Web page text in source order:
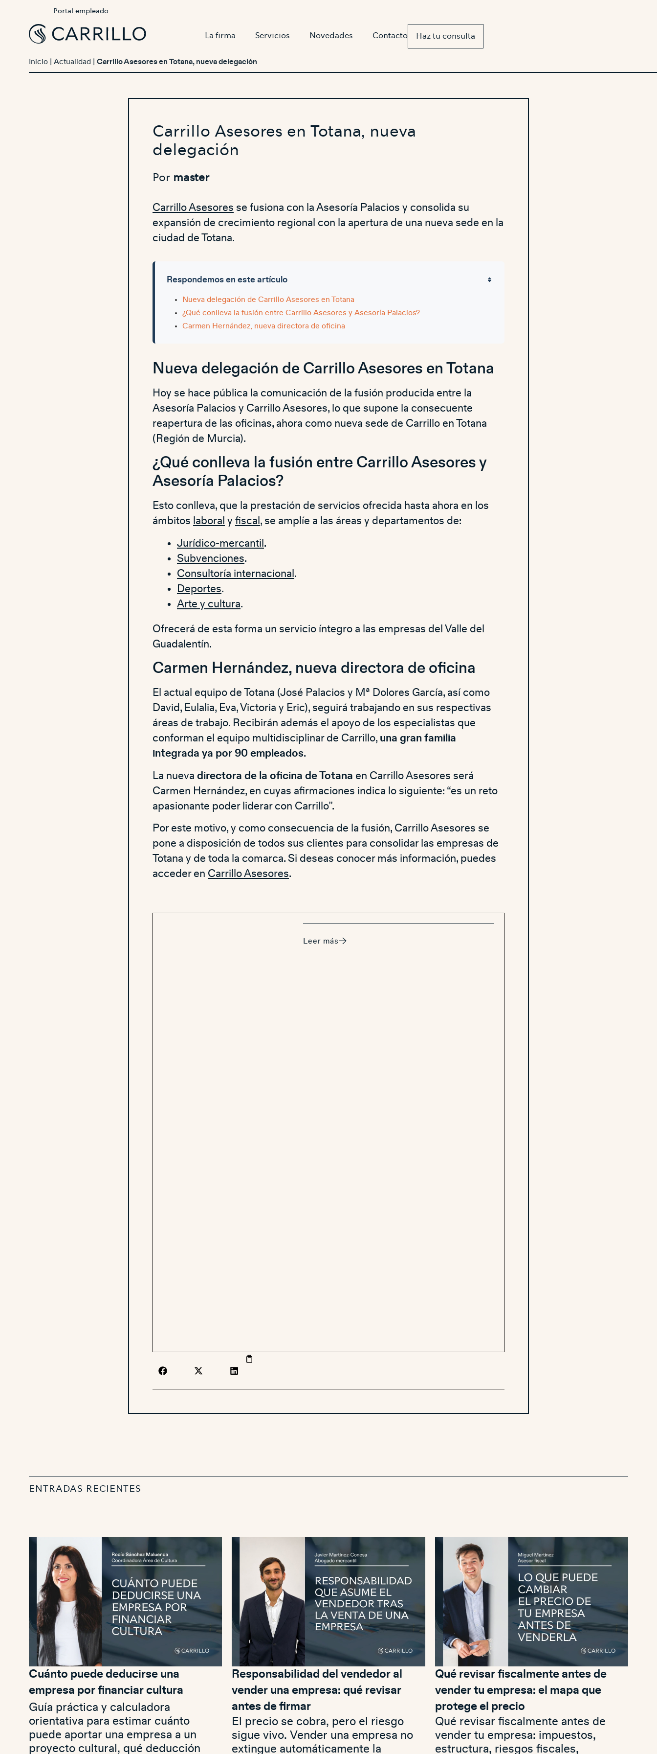
Portal empleado
La firma Servicios Novedades Contacto Haz tu consulta
Inicio |Actualidad |Carrillo Asesores en Totana, nueva delegación
Carrillo Asesores en Totana, nueva
delegación
Por master
Carrillo Asesores se fusiona con la Asesoría Palacios y consolida su
expansión de crecimiento regional con la apertura de una nueva sede en la
ciudad de Totana.
Respondemos en este artículo
Nueva delegación de Carrillo Asesores en Totana
¿Qué conlleva la fusión entre Carrillo Asesores y Asesoría Palacios?
Carmen Hernández, nueva directora de oficina
Nueva delegación de Carrillo Asesores en Totana
Hoy se hace pública la comunicación de la fusión producida entre la
Asesoría Palacios y Carrillo Asesores, lo que supone la consecuente
reapertura de las oficinas, ahora como nueva sede de Carrillo en Totana
(Región de Murcia).
¿Qué conlleva la fusión entre Carrillo Asesores y
Asesoría Palacios?
Esto conlleva, que la prestación de servicios ofrecida hasta ahora en los
ámbitos laboral y fiscal , se amplíe a las áreas y departamentos de:
Jurídico-mercantil .
Subvenciones.
Consultoría internacional .
Deportes.
Arte y cultura.
Ofrecerá de esta forma un servicio íntegro a las empresas del Valle del
Guadalentín.
Carmen Hernández, nueva directora de oficina
El actual equipo de Totana (José Palacios y Mª Dolores García, así como
David, Eulalia, Eva, Victoria y Eric), seguirá trabajando en sus respectivas
áreas de trabajo. Recibirán además el apoyo de los especialistas que
conforman el equipo multidisciplinar de Carrillo, una gran familia
integrada ya por 90 empleados.
La nueva directora de la oficina de Totana en Carrillo Asesores será
Carmen Hernández, en cuyas afirmaciones indica lo siguiente: “es un reto
apasionante poder liderar con Carrillo”.
Por este motivo, y como consecuencia de la fusión, Carrillo Asesores se
pone a disposición de todos sus clientes para consolidar las empresas de
Totana y de toda la comarca. Si deseas conocer más información, puedes
acceder en Carrillo Asesores.
Leer más
ENTRADAS RECIENTES
Cuánto puede deducirse una
empresa por financiar cultura
Guía práctica y calculadora
orientativa para estimar cuánto
puede aportar una empresa a un
proyecto cultural, qué deducción
Responsabilidad del vendedor al
vender una empresa: qué revisar
antes de firmar
El precio se cobra, pero el riesgo
sigue vivo. Vender una empresa no
extingue automáticamente la
Qué revisar fiscalmente antes de
vender tu empresa: el mapa que
protege el precio
Qué revisar fiscalmente antes de
vender tu empresa: impuestos,
estructura, riesgos fiscales,